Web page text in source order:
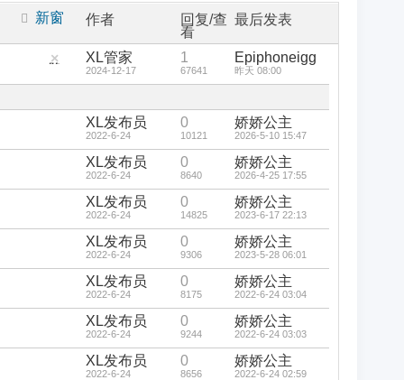
新窗 作者
回复/查
看
最后发表
隐
帖
XL管家
2024-12-17
1
67641
Epiphoneigg
昨天 08:00
XL发布员
2022-6-24
0
10121
娇娇公主
2026-5-10 15:47
XL发布员
2022-6-24
0
8640
娇娇公主
2026-4-25 17:55
XL发布员
2022-6-24
0
14825
娇娇公主
2023-6-17 22:13
XL发布员
2022-6-24
0
9306
娇娇公主
2023-5-28 06:01
XL发布员
2022-6-24
0
8175
娇娇公主
2022-6-24 03:04
XL发布员
2022-6-24
0
9244
娇娇公主
2022-6-24 03:03
XL发布员
2022-6-24
0
8656
娇娇公主
2022-6-24 02:59